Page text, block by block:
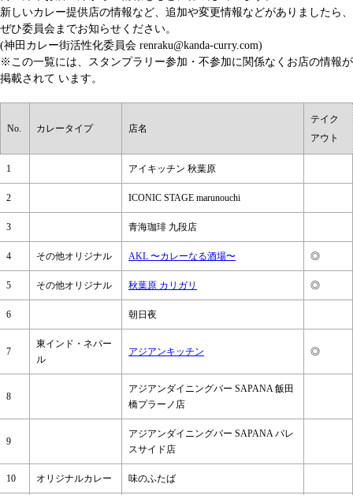
新しいカレー提供店の情報など、追加や変更情報などがありましたら、
ぜひ委員会までお知らせください。
(神田カレー街活性化委員会 renraku@kanda-curry.com)
※この一覧には、スタンプラリー参加・不参加に関係なくお店の情報が
掲載されて います。
No. カレータイプ 店名
テイク
アウト
1 アイキッチン 秋葉原
2 ICONIC STAGE marunouchi
3 青海珈琲 九段店
4 その他オリジナル AKL 〜カレーなる酒場〜 ◎
5 その他オリジナル 秋葉原 カリガリ ◎
6 朝日夜
7
東インド・ネパー
ル
アジアンキッチン ◎
8
アジアンダイニングバー SAPANA 飯田
橋プラーノ店
9
アジアンダイニングバー SAPANA パレ
スサイド店
10 オリジナルカレー 味のふたば